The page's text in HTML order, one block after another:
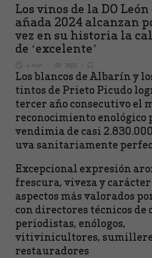
Los vinos de la DO
añada 2024 alcanzan
vez en su historia la
de ‘excelente’
4 min 3925
Los blancos de Albarín y
tintos de Prieto Picudo
tercer año consecutivo el
reconocimiento enológico
vendimia de casi
uva sanitariamente
Excepcional expresión
frescura, viveza y
aspectos más valorados
con directores técnicos de
periodistas, enólogos,
vitivinicultores,
restauradores